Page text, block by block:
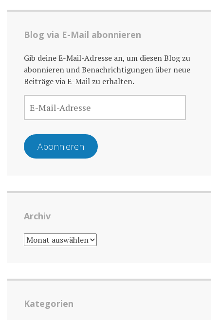
Blog via E-Mail abonnieren
Gib deine E-Mail-Adresse an, um diesen Blog zu
abonnieren und Benachrichtigungen über neue
Beiträge via E-Mail zu erhalten.
MAIL-
ADRESSE
Abonnieren
Archiv
ARCHIV
Kategorien